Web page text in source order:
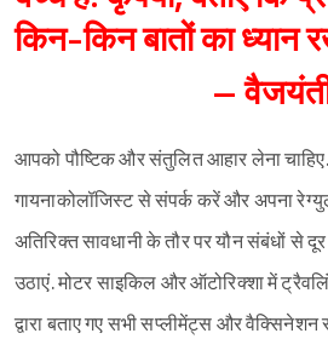
किन-किन बातों का ध्यान
–
आपको पौष्टिक और संतुलित आहार लेना
गायनाकोलॉजिस्ट से संपर्क करें और अपना
अतिरिक्त सावधानी के तौर पर यौन संबंधों से दूर
उठाएं. मोटर साइकिल और ऑटोरिक्शा में
द्वारा बताए गए सभी सप्लीमेंट्स और